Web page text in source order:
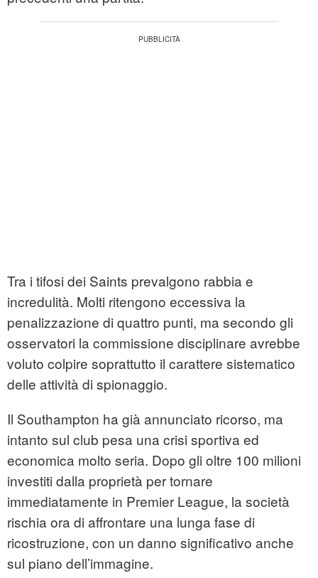
Tra i tifosi dei Saints prevalgono rabbia e
incredulità. Molti ritengono eccessiva la
penalizzazione di quattro punti, ma secondo gli
osservatori la commissione disciplinare avrebbe
voluto colpire soprattutto il carattere sistematico
delle attività di spionaggio.
Il Southampton ha già annunciato ricorso, ma
intanto sul club pesa una crisi sportiva ed
economica molto seria. Dopo gli oltre 100 milioni
investiti dalla proprietà per tornare
immediatamente in Premier League, la società
rischia ora di affrontare una lunga fase di
ricostruzione, con un danno significativo anche
sul piano dell’immagine.